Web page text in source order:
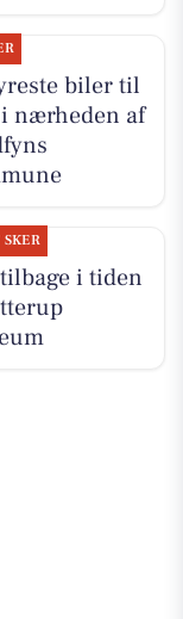
biler til
nærheden af
i tiden